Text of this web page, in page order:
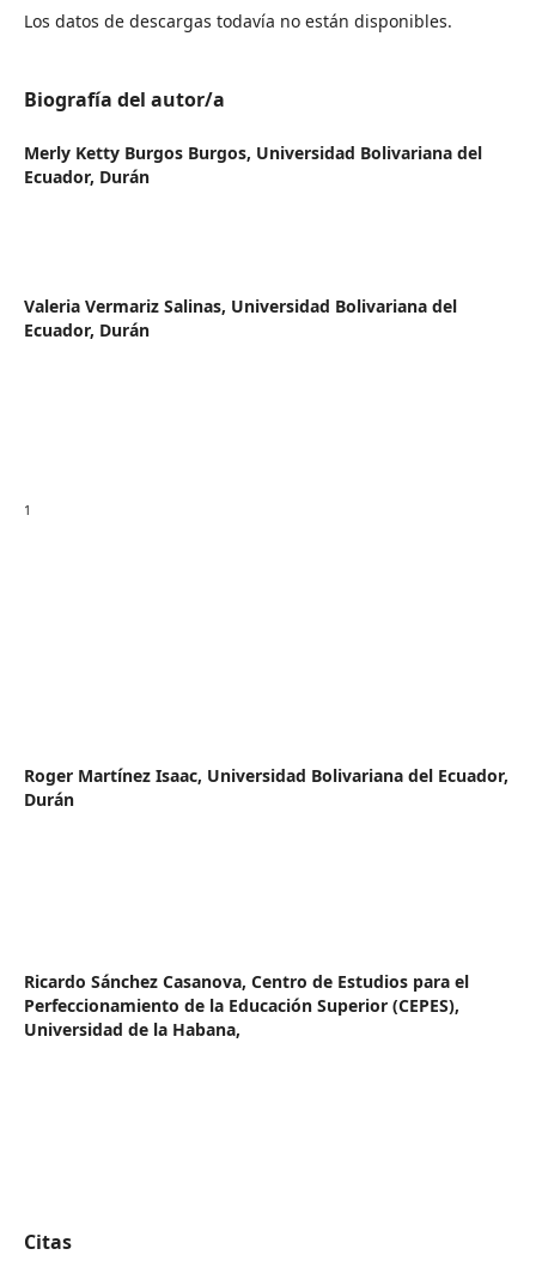
Los datos de descargas todavía no están disponibles.
Biografía del autor/a
Merly Ketty Burgos Burgos, Universidad Bolivariana del
Ecuador, Durán
Valeria Vermariz Salinas, Universidad Bolivariana del
Ecuador, Durán
1
Roger Martínez Isaac, Universidad Bolivariana del Ecuador,
Durán
Ricardo Sánchez Casanova, Centro de Estudios para el
Perfeccionamiento de la Educación Superior (CEPES),
Universidad de la Habana,
Citas